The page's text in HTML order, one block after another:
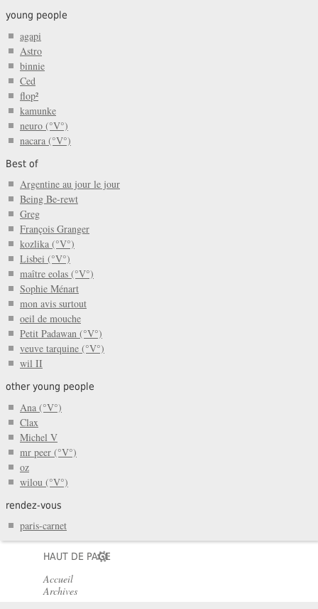
young people
agapi
Astro
binnie
Ced
flop²
kamunke
neuro (°V°)
nacara (°V°)
Best of
Argentine au jour le jour
Being Be-rewt
Greg
François Granger
kozlika (°V°)
Lisbei (°V°)
maître eolas (°V°)
Sophie Ménart
mon avis surtout
oeil de mouche
Petit Padawan (°V°)
veuve tarquine (°V°)
wil II
other young people
Ana (°V°)
Clax
Michel V
mr peer (°V°)
oz
wilou (°V°)
rendez-vous
paris-carnet
HAUT DE PAGE
Accueil
Archives